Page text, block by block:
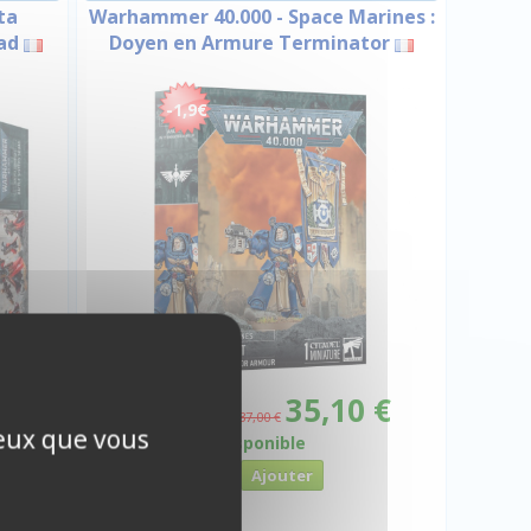
Warhammer 40.000 - Space Marines :
Doyen en Armure Terminator
-1,9€
37,00 € 35,10 €
Disponible
que vous